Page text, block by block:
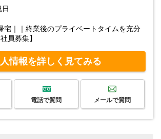
日
宅｜｜終業後のプライベートタイムを充分
員募集】
情報を詳しく見てみる
電話で質問 メールで質問